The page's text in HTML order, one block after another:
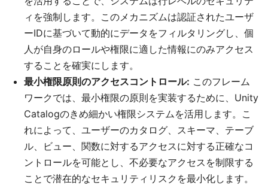
ィを強制します。このメカニズムは認証されたユーザ
ーIDに基づいて動的にデータをフィルタリングし、個
人が自身のロールや権限に適した情報にのみアクセス
することを確実にします。
最小権限原則のアクセスコントロール: このフレーム
ワークでは、最小権限の原則を実装するために、Unity
Catalogのきめ細かい権限システムを活用します。こ
れによって、ユーザーのカタログ、スキーマ、テーブ
ル、ビュー、関数に対するアクセスに対する正確なコ
ントロールを可能とし、不必要なアクセスを制限する
ことで潜在的なセキュリティリスクを最小化します。